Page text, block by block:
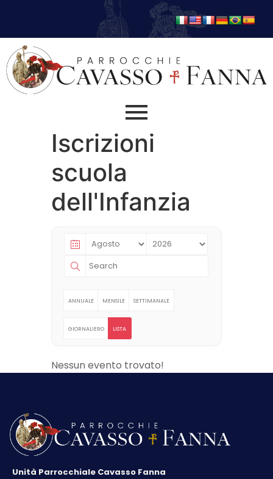
Iscrizioni
scuola
dell'Infanzia
ANNUALE MENSILE SETTIMANALE
GIORNALIERO LISTA
Nessun evento trovato!
Unità Parrocchiale Cavasso Fanna